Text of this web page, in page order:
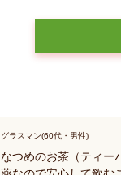
グラスマン(60代・男性)
なつめのお茶（ティー